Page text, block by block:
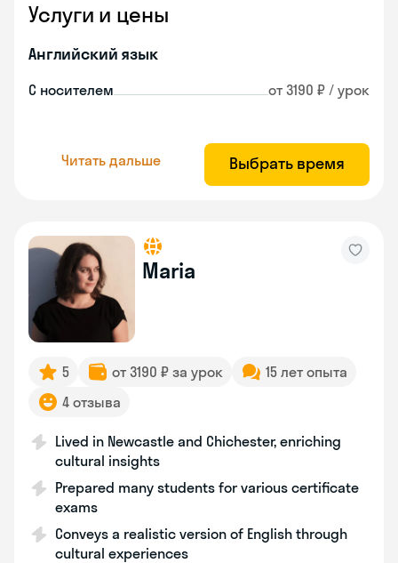
Услуги и цены
Английский язык
С носителем от 3190 ₽ / урок
Читать дальше Выбрать время
Maria
5 от 3190 ₽ за урок
15 лет опыта
4 отзыва
Lived in Newcastle and Chichester, enriching
cultural insights
Prepared many students for various certificate
exams
Conveys a realistic version of English through
cultural experiences